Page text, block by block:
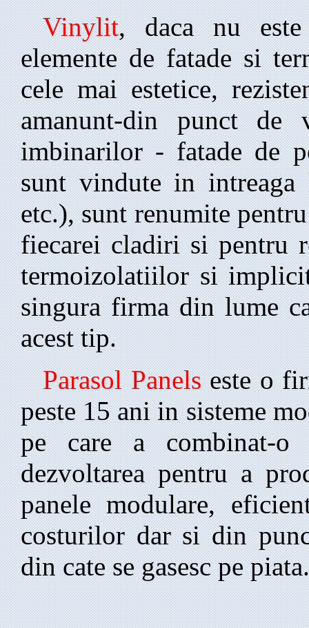
Vinylit, daca nu
elemente de fatade si
cele mai estetice,
amanunt-din punct de
imbinarilor - fatade de
sunt vindute in intreaga
etc.), sunt renumite
fiecarei cladiri si pentru
termoizolatiilor si
singura firma din lume
acest tip.
Parasol Panelseste o
peste 15 ani in sisteme
pe care a combinat-o
dezvoltarea pentru a
panele modulare,
costurilor dar si din
din cate se gasesc pe piata.